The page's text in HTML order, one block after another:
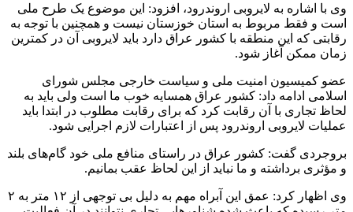
وی با اشاره به لایروبی اروندرود، افزود: این موضوع یک طرح ملی
است و فقط مربوط به استان خوزستان نیست و همچنین با توجه به
رقابتی که این منطقه با کشور عراق دارد باید لایروبی آن در کمترین
زمان ممکن آغاز شود.
عضو کمیسیون امنیت ملی و سیاست خارجی مجلس شورای
اسلامی ادامه داد: کشور عراق همسایه خوب ما است ولی باید به
لحاظ تجاری با آن رقابت کرد که برای رقابت مطلوب در ابتدا باید
عملیات لایروبی اروندرود پس از اعتبارات لازم اجرایی شود.
بروجردی گفت: کشور عراق در راستای منافع ملی خود گام‌های بلند
و مؤثری برداشته و ما نباید از این لحاظ عقب بمانیم.
وی اظهار کرد: عمق این آبراه مهم به دلیل بی توجهی از ۱۲ متر به ۲